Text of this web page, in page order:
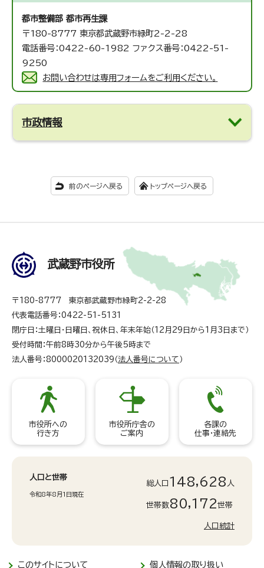
都市整備部 都市再生課
〒180-8777 東京都武蔵野市緑町2-2-28
電話番号：0422-60-1982 ファクス番号：0422-51-
9250
お問い合わせは専用フォームをご利用ください。
市政情報
前のページへ戻る トップページへ戻る
武蔵野市役所
〒180-8777 東京都武蔵野市緑町2-2-28
代表電話番号：0422-51-5131
閉庁日：土曜日・日曜日、祝休日、年末年始（12月29日から1月3日まで）
受付時間：午前8時30分から午後5時まで
法人番号：8000020132039（ 法人番号について ）
市役所への
行き方
市役所庁舎の
ご案内
各課の
仕事・連絡先
人口と世帯
令和8年8月1日現在
総人口 148,628 人
世帯数80,172世帯
人口統計
このサイトについて 個人情報の取り扱い